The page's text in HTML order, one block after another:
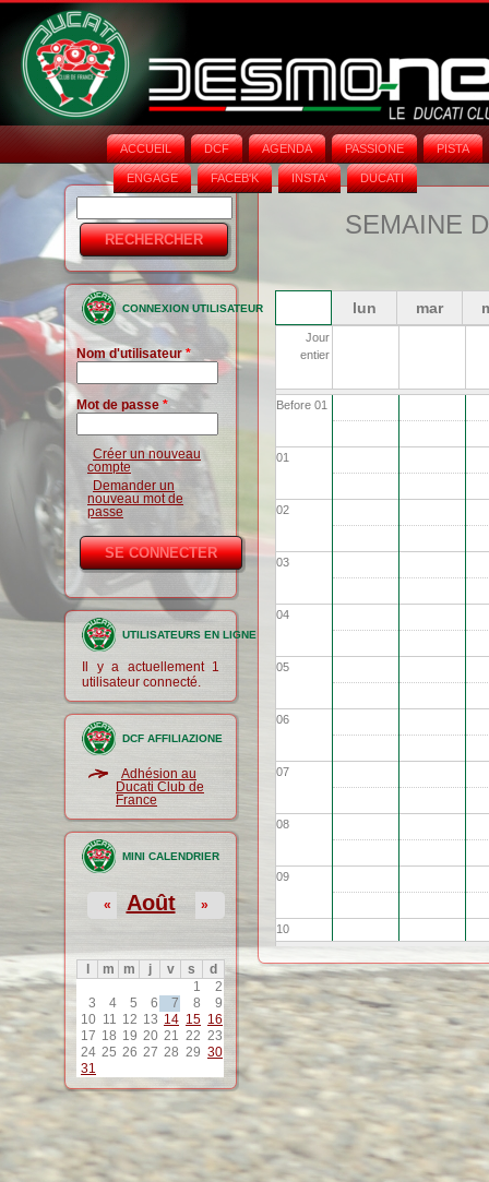
ACCUEIL DCF AGENDA PASSIONE PISTA
ENGAGE FACEB'K INSTA‘ DUCATI
Formulaire
de
recherche
CONNEXION UTILISATEUR
Nom d'utilisateur*
Mot de passe *
Créer un nouveau
compte
Demander un
nouveau mot de
passe
UTILISATEURS EN LIGNE
Il y a actuellement 1
utilisateur connecté.
DCF AFFILIAZIONE
Adhésion au
Ducati Club de
France
MINI CALENDRIER
Août
« »
m m j v s
d
1
2
3
4 5 6 7 8
9
10 11 12 13 14 15 16
17 18 19 20 21 22 23
24 25 26 27 28 29 30
31
SEMAINE
lun mar
Jour
entier
Before 01
01
02
03
04
05
06
07
08
09
10
11
12
13